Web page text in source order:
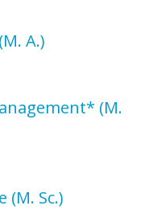
(M. A.)
(M.
(M. Sc.)